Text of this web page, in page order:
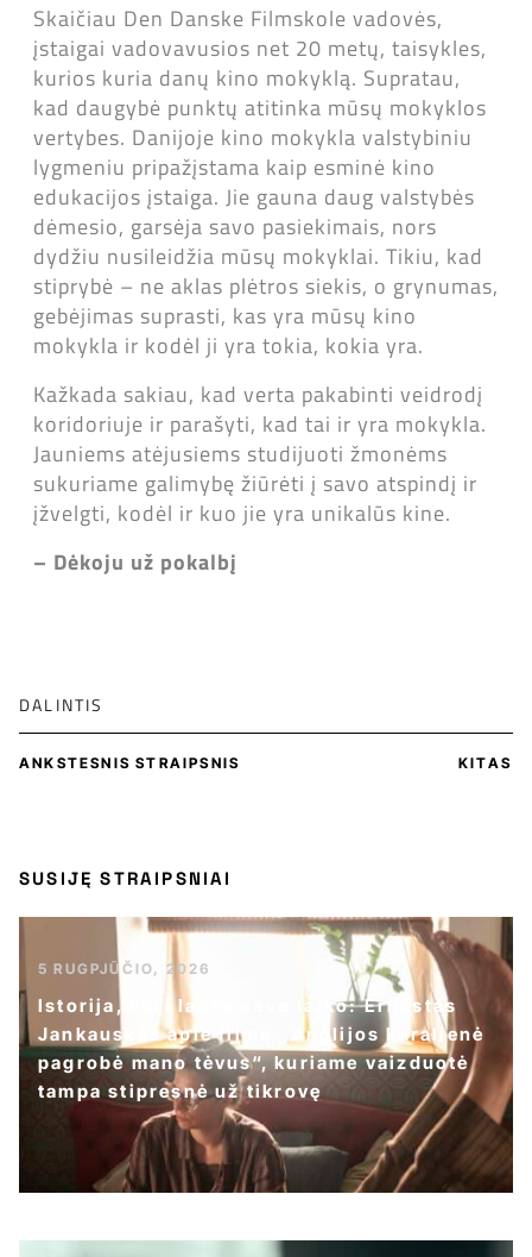
Skaičiau Den Danske Filmskole vadovės,
įstaigai vadovavusios net 20 metų, taisykles,
kurios kuria danų kino mokyklą. Supratau,
kad daugybė punktų atitinka mūsų mokyklos
vertybes. Danijoje kino mokykla valstybiniu
lygmeniu pripažįstama kaip esminė kino
edukacijos įstaiga. Jie gauna daug valstybės
dėmesio, garsėja savo pasiekimais, nors
dydžiu nusileidžia mūsų mokyklai. Tikiu, kad
stiprybė – ne aklas plėtros siekis, o grynumas,
gebėjimas suprasti, kas yra mūsų kino
mokykla ir kodėl ji yra tokia, kokia yra.
Kažkada sakiau, kad verta pakabinti veidrodį
koridoriuje ir parašyti, kad tai ir yra mokykla.
Jauniems atėjusiems studijuoti žmonėms
sukuriame galimybę žiūrėti į savo atspindį ir
įžvelgti, kodėl ir kuo jie yra unikalūs kine.
– Dėkoju už pokalbį
DALINTIS
ANKSTESNIS STRAIPSNIS KITAS
SUSIJĘ STRAIPSNIAI
5 RUGPJŪČIO, 2026
Istorija, kuri laukė savo laiko: Ernestas
Jankauskas apie filmą „Anglijos karalienė
pagrobė mano tėvus“, kuriame vaizduotė
tampa stipresnė už tikrovę